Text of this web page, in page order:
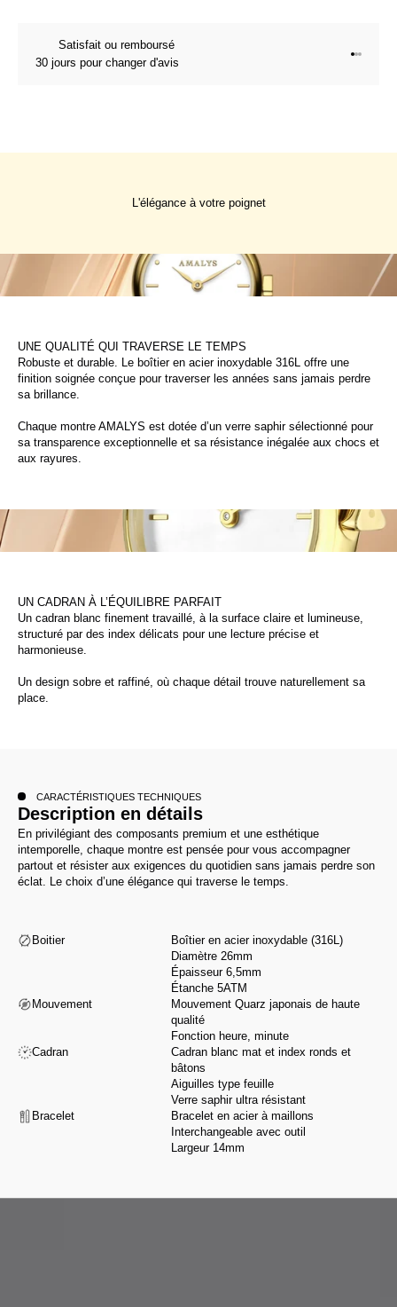
Satisfait ou remboursé
30 jours pour changer d'avis
Aller à
Aller à
Aller à
L'élégance à votre poignet
UNE QUALITÉ QUI TRAVERSE LE TEMPS
Robuste et durable. Le boîtier en acier inoxydable 316L offre une
finition soignée conçue pour traverser les années sans jamais perdre
sa brillance.
Chaque montre AMALYS est dotée d’un verre saphir sélectionné pour
sa transparence exceptionnelle et sa résistance inégalée aux chocs et
aux rayures.
UN CADRAN À L’ÉQUILIBRE PARFAIT
Un cadran blanc finement travaillé, à la surface claire et lumineuse,
structuré par des index délicats pour une lecture précise et
harmonieuse.
Un design sobre et raffiné, où chaque détail trouve naturellement sa
place.
CARACTÉRISTIQUES TECHNIQUES
Description en détails
En privilégiant des composants premium et une esthétique
intemporelle, chaque montre est pensée pour vous accompagner
partout et résister aux exigences du quotidien sans jamais perdre son
éclat. Le choix d’une élégance qui traverse le temps.
Boitier
Boîtier en acier inoxydable (316L)
Diamètre 26mm
Épaisseur 6,5mm
Étanche 5ATM
Mouvement
Mouvement Quarz japonais de haute
qualité
Fonction heure, minute
Cadran
Cadran blanc mat et index ronds et
bâtons
Aiguilles type feuille
Verre saphir ultra résistant
Bracelet
Bracelet en acier à maillons
Interchangeable avec outil
Largeur 14mm